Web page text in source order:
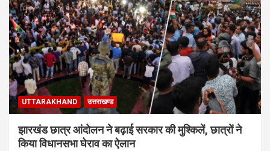
UTTARAKHAND उत्तराखण्ड
झारखंड छात्र आंदोलन ने बढ़ाई सरकार की मुश्किलें, छात्रों ने
किया विधानसभा घेराव का ऐलान